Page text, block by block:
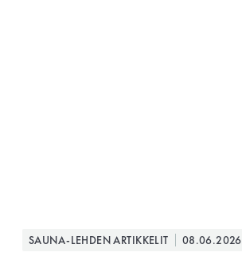
SAUNA-LEHDEN ARTIKKELIT 08.06.2026